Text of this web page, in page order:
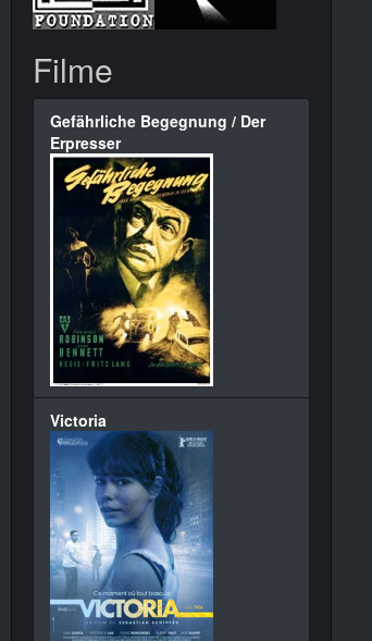
Filme
Gefährliche Begegnung / Der
Erpresser
Victoria